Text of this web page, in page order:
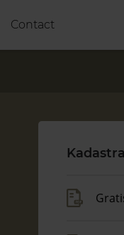
Contact